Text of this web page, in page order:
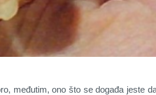
međutim, ono što se događa jeste